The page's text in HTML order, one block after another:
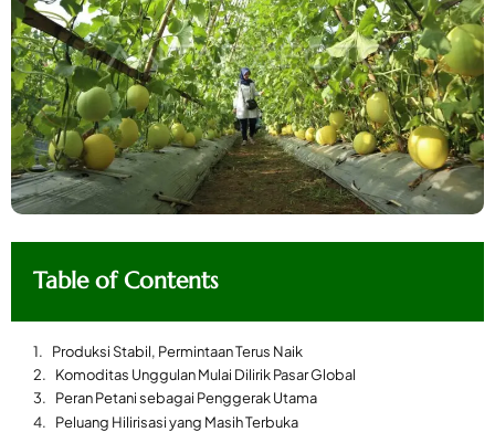
Table of Contents
Produksi Stabil, Permintaan Terus Naik
Komoditas Unggulan Mulai Dilirik Pasar Global
Peran Petani sebagai Penggerak Utama
Peluang Hilirisasi yang Masih Terbuka